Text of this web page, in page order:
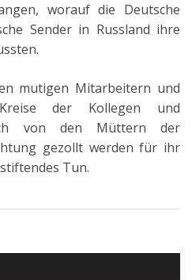
worauf die Deutsche
Sender in Russland ihre
mutigen Mitarbeitern und
der Kollegen und
von den Müttern der
gezollt werden für ihr
Tun.